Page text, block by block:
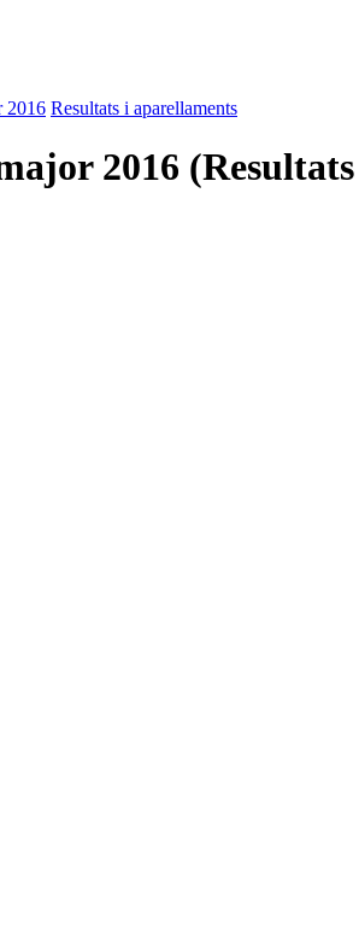
2016 Resultats i aparellaments
2016